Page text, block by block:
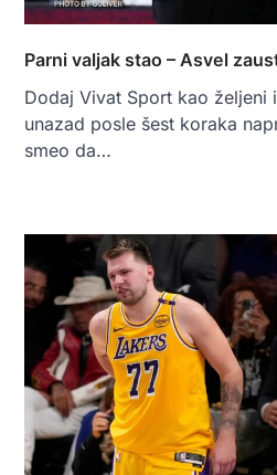
Parni valjak stao – Asvel
Dodaj Vivat Sport kao željeni
unazad posle šest koraka
smeo da…